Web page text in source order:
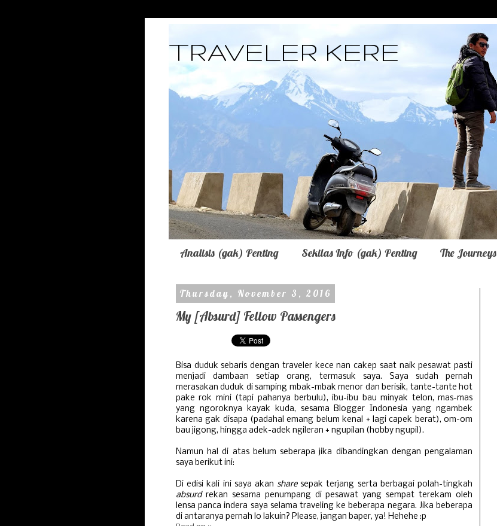
TRAVELER KERE
Analisis (gak) Penting Sekilas Info (gak) Penting The Journeys
Thursday, November 3, 2016
My [Absurd] Fellow Passengers
Bisa duduk sebaris dengan traveler kece nan cakep saat naik pesawat pasti
menjadi dambaan setiap orang, termasuk saya. Saya sudah pernah
merasakan duduk di samping mbak-mbak menor dan berisik, tante-tante hot
pake rok mini (tapi pahanya berbulu), ibu-ibu bau minyak telon, mas-mas
yang ngoroknya kayak kuda, sesama Blogger Indonesia yang ngambek
karena gak disapa (padahal emang belum kenal + lagi capek berat), om-om
bau jigong, hingga adek-adek ngileran + ngupilan (hobby ngupil).
Namun hal di atas belum seberapa jika dibandingkan dengan pengalaman
saya berikut ini:
Di edisi kali ini saya akan share sepak terjang serta berbagai polah-tingkah
absurd rekan sesama penumpang di pesawat yang sempat terekam oleh
lensa panca indera saya selama traveling ke beberapa negara. Jika beberapa
di antaranya pernah lo lakuin? Please, jangan baper, ya! Hehehe :p